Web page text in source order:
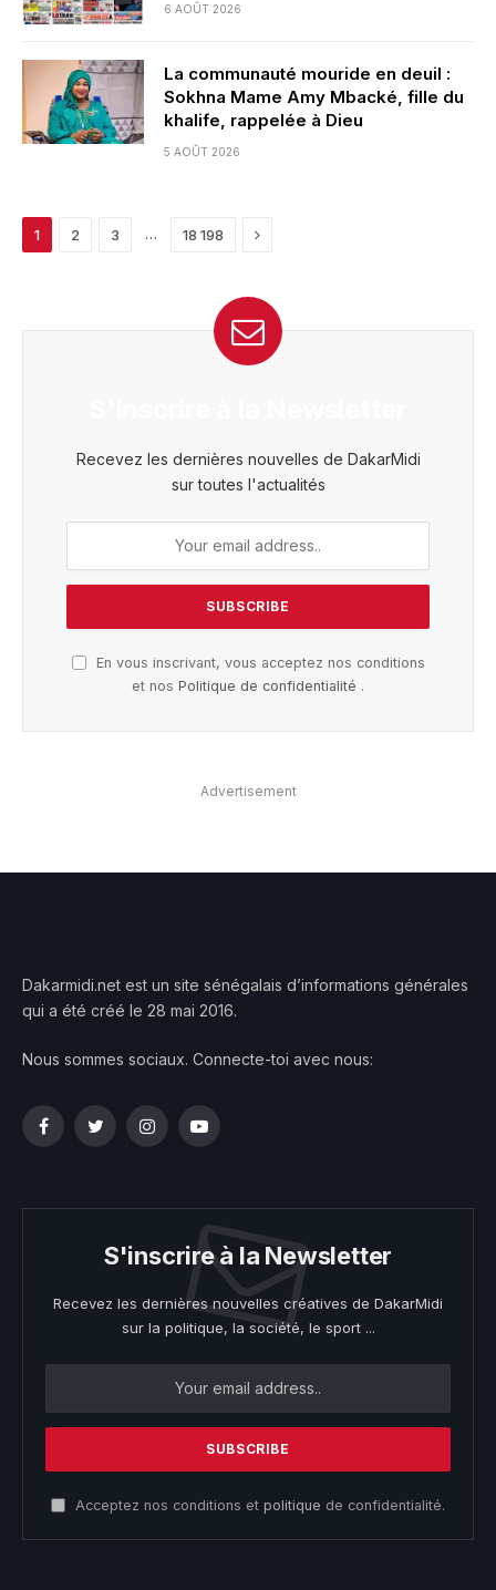
6 AOÛT 2026
La communauté mouride en deuil :
Sokhna Mame Amy Mbacké, fille du
khalife, rappelée à Dieu
5 AOÛT 2026
1 2 3 … 18 198 Next
Recevez les dernières nouvelles de DakarMidi
sur toutes l'actualités
En vous inscrivant, vous acceptez nos conditions
et nos Politique de confidentialité .
Advertisement
Dakarmidi.net est un site sénégalais d’informations générales
qui a été créé le 28 mai 2016.
Nous sommes sociaux. Connecte-toi avec nous:
FacebookTwitterInstagramYouTube
S'inscrire à la Newsletter
Recevez les dernières nouvelles créatives de DakarMidi
sur la politique, la société, le sport ...
Acceptez nos conditions et politique de confidentialité.